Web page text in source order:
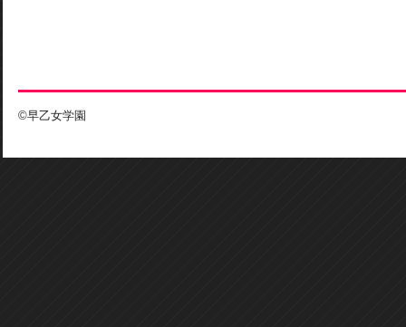
©早乙女学園